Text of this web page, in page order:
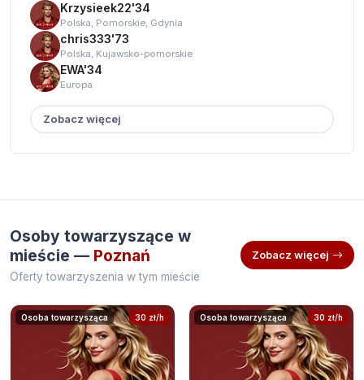
Krzysieek22'34
Polska, Pomorskie, Gdynia
chris333'73
Polska, Kujawsko-pomorskie
EWA'34
Europa
Zobacz więcej
Osoby towarzyszące w
mieście — Poznań
Oferty towarzyszenia w tym mieście
Zobacz więcej
Osoba towarzysząca 30 zł/h Osoba towarzysząca 30 zł/h